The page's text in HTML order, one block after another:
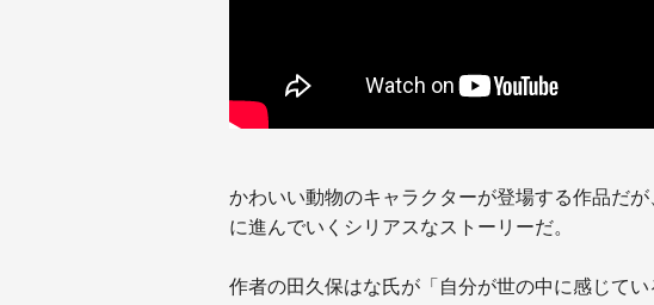
かわいい動物のキャラクターが登場する作品だ
に進んでいくシリアスなストーリーだ。
作者の田久保はな氏が「自分が世の中に感じて